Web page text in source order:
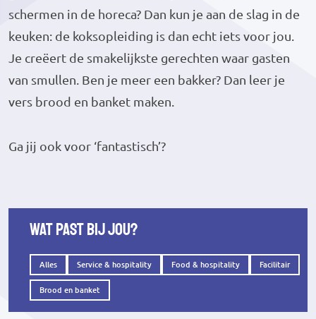
schermen in de horeca? Dan kun je aan de slag in de
keuken: de koksopleiding is dan echt iets voor jou.
Je creëert de smakelijkste gerechten waar gasten
van smullen. Ben je meer een bakker? Dan leer je
vers brood en banket maken.
Ga jij ook voor ‘fantastisch’?
Wat past bij jou?
Alles Service & hospitality Food & hospitality Facilitair
Brood en banket